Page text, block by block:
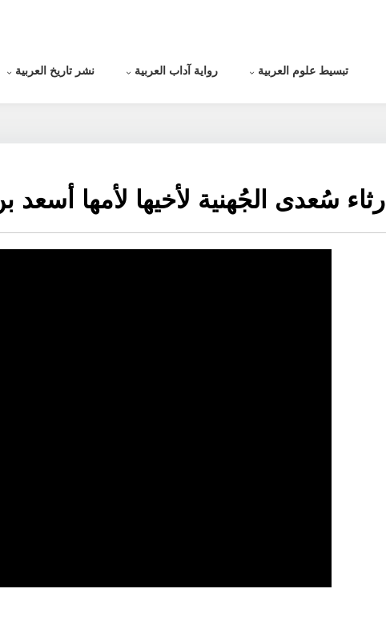
تبسيط علوم العربية رواية آداب العربية نشر تاريخ العربية
رثاء سُعدى الجُهنية لأخيها لأمها